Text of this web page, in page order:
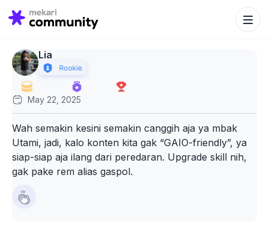
Search
for:
Search
Lia
May 22, 2025
Wah semakin kesini semakin canggih aja ya mbak
Utami, jadi, kalo konten kita gak “GAIO-friendly”, ya
siap-siap aja ilang dari peredaran. Upgrade skill nih,
gak pake rem alias gaspol.